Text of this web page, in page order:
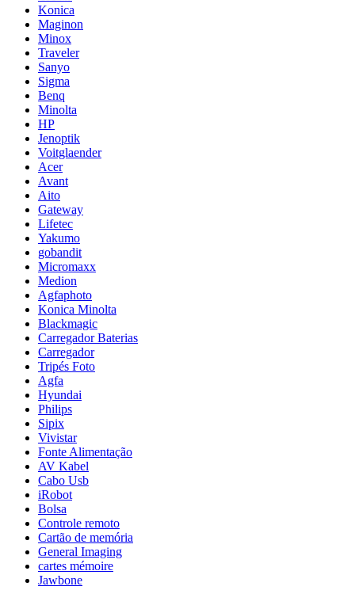
Konica
Maginon
Minox
Traveler
Sanyo
Sigma
Benq
Minolta
HP
Jenoptik
Voitglaender
Acer
Avant
Aito
Gateway
Lifetec
Yakumo
gobandit
Micromaxx
Medion
Agfaphoto
Konica Minolta
Blackmagic
Carregador Baterias
Carregador
Tripés Foto
Agfa
Hyundai
Philips
Sipix
Vivistar
Fonte Alimentação
AV Kabel
Cabo Usb
iRobot
Bolsa
Controle remoto
Cartão de memória
General Imaging
cartes mémoire
Jawbone